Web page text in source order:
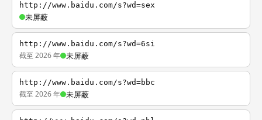
http://www.baidu.com/s?wd=sex
未屏蔽
http://www.baidu.com/s?wd=6si
截至 2026 年 未屏蔽
http://www.baidu.com/s?wd=bbc
截至 2026 年 未屏蔽